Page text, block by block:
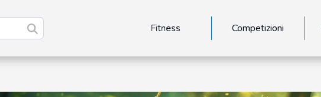
Fitness Competizioni